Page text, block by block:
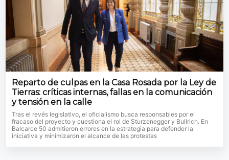
Reparto de culpas en la Casa Rosada por la Ley de
Tierras: críticas internas, fallas en la comunicación
y tensión en la calle
Tras el revés legislativo, el oficialismo busca responsables por el
fracaso del proyecto y cuestiona el rol de Sturzenegger y Bullrich. En
Balcarce 50 admitieron errores en la estrategia para defender la
iniciativa y minimizaron el alcance de las protestas